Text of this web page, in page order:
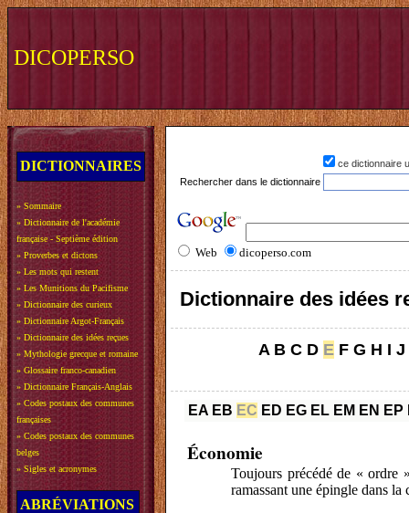
DICOPERSO
DICTIONNAIRES
» Sommaire
» Dictionnaire de l'académie
française - Septième édition
» Proverbes et dictons
» Les mots qui restent
» Les Munitions du Pacifisme
» Dictionnaire des curieux
» Dictionnaire Argot-Français
» Dictionnaire des idées reçues
» Mythologie grecque et romaine
» Glossaire franco-canadien
» Dictionnaire Français-Anglais
» Codes postaux des communes
françaises
» Codes postaux des communes
belges
» Sigles et acronymes
ABRÉVIATIONS
ce dictionnaire
Rechercher dans le dictionnaire
Web dicoperso.com
Dictionnaire des idées
A B C D E F G H I J
EA EB EC ED EG EL EM EN EP
Économie
Toujours précédé de « ordre
ramassant une épingle dans